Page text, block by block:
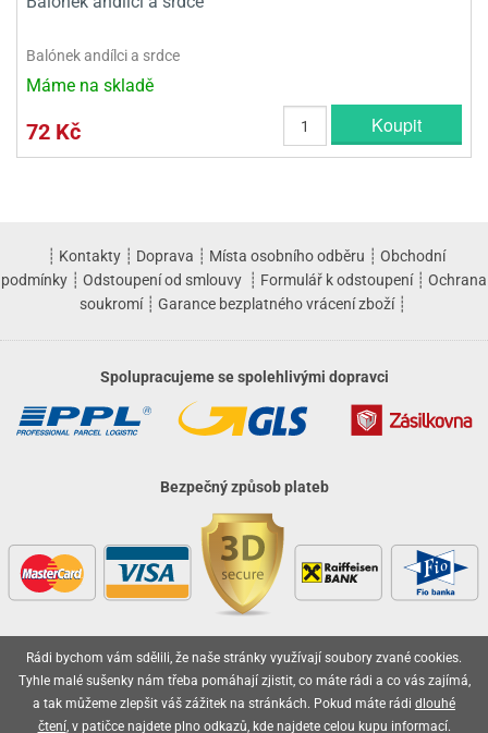
Balónek andílci a srdce
Máme na skladě
72 Kč Koupit
┊ Kontakty┊ Doprava ┊ Místa osobního odběru ┊ Obchodní
podmínky ┊ Odstoupení od smlouvy ┊ Formulář k odstoupení┊ Ochrana
soukromí┊ Garance bezplatného vrácení zboží┊
Spolupracujeme se spolehlivými dopravci
Bezpečný způsob plateb
Vaše objednávky jsou u nás v bezpečí
Rádi bychom vám sdělili, že naše stránky využívají soubory zvané cookies.
Tyhle malé sušenky nám třeba pomáhají zjistit, co máte rádi a co vás zajímá,
a tak můžeme zlepšit váš zážitek na stránkách. Pokud máte rádi dlouhé
čtení, v patičce najdete plno odkazů, kde najdete celou kupu informací.